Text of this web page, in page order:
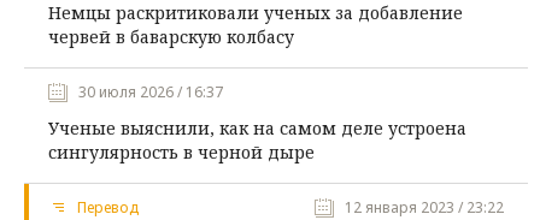
Немцы раскритиковали ученых за добавление
червей в баварскую колбасу
30 июля 2026 / 16:37
Ученые выяснили, как на самом деле устроена
сингулярность в черной дыре
Перевод 12 января 2023 / 23:22